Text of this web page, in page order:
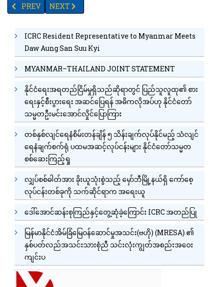
PREVIOUS ARTICLE: စစ်ရေယာဉ် တည်ဆောက်ရေးနည်းပညာပိုင်း ပူးပ
PREV NEXT ARTICLE: ကိုဗစ်ကြောင့် ပိတ်ထားရသော စစ်တွေဗုဒ္
NEXT
ICRC Resident Representative to Myanmar Meets
Daw Aung San Suu Kyi
MYANMAR–THAILAND JOINT STATEMENT
နိုင်ငံရေးအရတည်ငြိမ်မှုရှိသည်ဆိုရာတွင် ပြည်သူလူထု၏ စား
ရေးနှင့်စီးပွားရေး အဆင်ပြေရန် အဓိကလိုအပ်ဟု နိုင်ငံတော်
သမ္မတဦးမင်းအောင်လှိုင်ပြောကြား
တစ်နှစ်လျင်ရေနံစိမ်းတန်ချိန် ၅ သိန်းချက်လုပ်နိုင်မည့် သံလျင်
ရေနံချက်စက်ရုံ ပထမအဆင့်လုပ်ငန်းများ နိုင်ငံတော်သမ္မတ
စစ်ဆေးကြည့်ရှု
လျှပ်စစ်ဓါတ်အား ခိုးယူသုံးစွဲသည့် မှော်ဘီမြို့နယ်ရှိ ကော်စေ့
လုပ်ငန်းတစ်ခုကို သက်ဆိုင်ရာက အရေးယူ
ဒေါ်အောင်ဆန်းစုကြည်နှင့်တွေ့ဆုံခဲ့ကြောင်း ICRC အတည်ပြု
မြန်မာနိုင်ငံအိမ်ခြံမြေဝန်ဆောင်မှုအသင်း(ဗဟို) (MRESA) ၏
နှစ်ပတ်လည်အသင်းသားစုံညီ သင်းလုံးကျွတ်အစည်းအဝေး
ကျင်းပ